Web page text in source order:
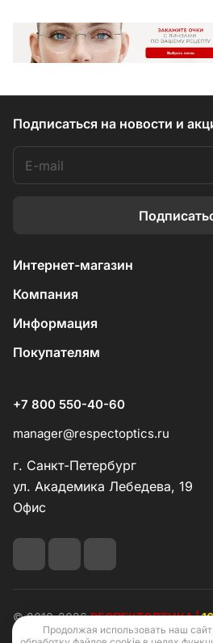
Подписаться на новости и
Интернет-магазин
Компания
Информация
Покупателям
+7 800 550-40-60
manager@respectoptics.ru
г. Санкт-Петербург
ул. Академика Лебедева, 19
Офис
© 2010-2026РЕСПЕКТОПТИКА |
Продолжая использовать наш